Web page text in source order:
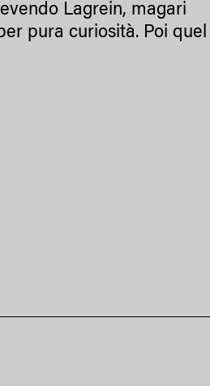
Lagrein, magari
pura curiosità. Poi quel